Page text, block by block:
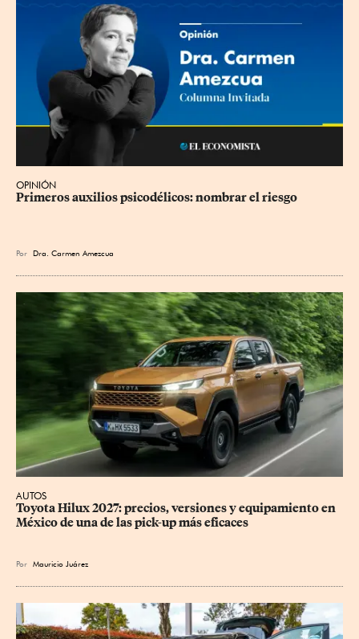
OPINIÓN
Primeros auxilios psicodélicos: nombrar el riesgo
Por Dra. Carmen Amezcua
AUTOS
Toyota Hilux 2027: precios, versiones y equipamiento en
México de una de las pick-up más eficaces
Por Mauricio Juárez